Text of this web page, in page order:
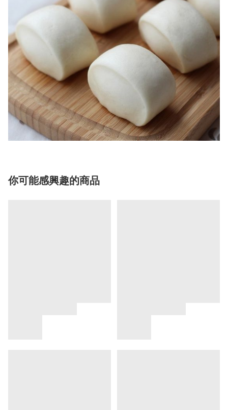
你可能感興趣的商品